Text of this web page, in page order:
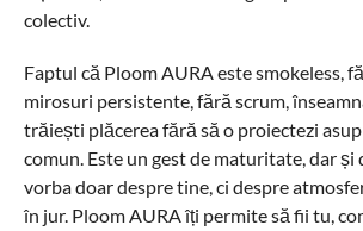
colectiv.
Faptul că Ploom AURA este smokeless,
mirosuri persistente, fără scrum,
trăiești plăcerea fără să o proiectezi
comun. Este un gest de maturitate, dar și
vorba doar despre tine, ci despre
în jur. Ploom AURA îți permite să fii tu,